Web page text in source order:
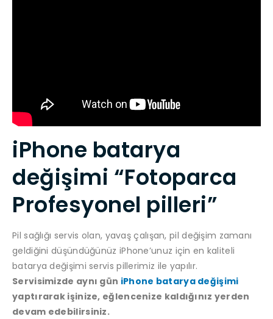
iPhone batarya
değişimi “Fotoparca
Profesyonel pilleri”
Pil sağlığı servis olan, yavaş çalışan, pil değişim zamanı
geldiğini düşündüğünüz iPhone’unuz için en kaliteli
batarya değişimi servis pillerimiz ile yapılır.
Servisimizde aynı gün iPhone batarya değişimi
yaptırarak işinize, eğlencenize kaldığınız yerden
devam edebilirsiniz.